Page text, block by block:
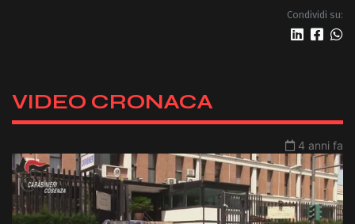
Condividi su:
VIDEO CRONACA
4 anni fa